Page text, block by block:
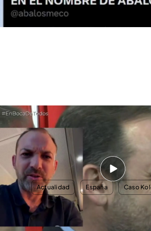
Víctor Ábalos, sobre la condena de su padre: “La
abre precedentes, el jefe de la trama queda
Toda la actualidad, en el
AQUÍ
TEMAS Actualidad España Caso